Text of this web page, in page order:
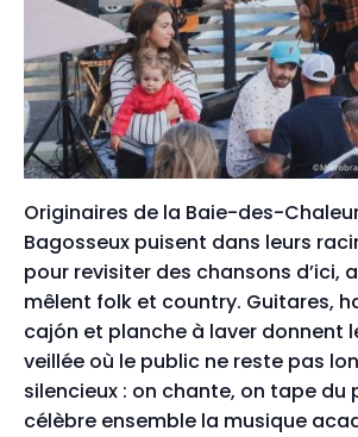
Originaires de la Baie-des-
Bagosseux puisent dans leurs
pour revisiter des chansons d’ici,
mêlent folk et country. Guitares,
cajón et planche à laver donnent
veillée où le public ne reste pas
silencieux : on chante, on tape du
célèbre ensemble la musique